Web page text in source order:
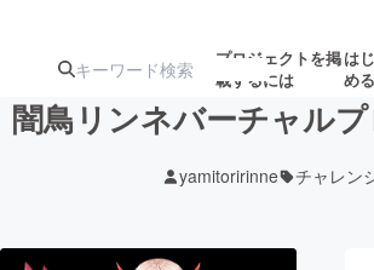
プロジェクトを掲
載するには
はじ
める
闇鳥リンネバーチャル
yamitoririnne チャレン